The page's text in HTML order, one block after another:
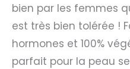
bien par les femmes
est très bien tolérée !
hormones et 100%
parfait pour la peau